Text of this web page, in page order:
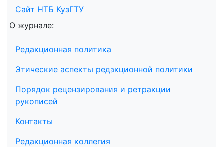
Сайт НТБ КузГТУ
О журнале:
Редакционная политика
Этические аспекты редакционной политики
Порядок рецензирования и ретракции
рукописей
Контакты
Редакционная коллегия